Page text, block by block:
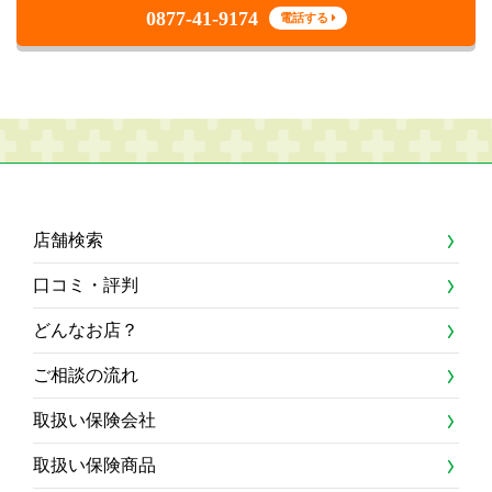
0877-41-9174 電話する
店舗検索
口コミ・評判
どんなお店？
ご相談の流れ
取扱い保険会社
取扱い保険商品